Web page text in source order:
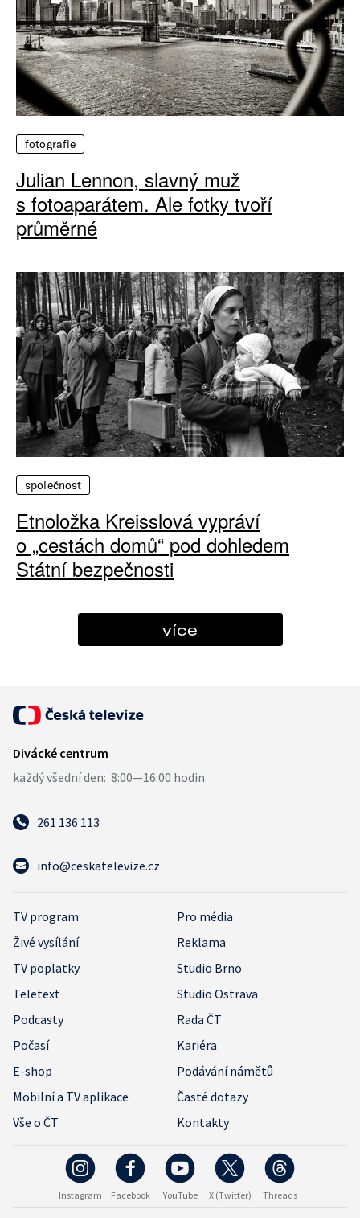
fotografie
Julian Lennon, slavný muž
s fotoaparátem. Ale fotky tvoří
průměrné
společnost
Etnoložka Kreisslová vypráví
o „cestách domů“ pod dohledem
Státní bezpečnosti
více
261 136 113
info@ceskatelevize.cz
TV program
Pro média
Živé vysílání
Reklama
TV poplatky
Studio Brno
Teletext
Studio Ostrava
Podcasty
Rada ČT
Počasí
Kariéra
E-shop
Podávání námětů
Mobilní a TV aplikace
Časté dotazy
Vše o ČT
Kontakty
Instagram Facebook YouTube X (Twitter) Threads